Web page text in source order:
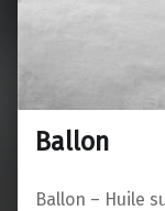
Ballon
Ballon – Huile